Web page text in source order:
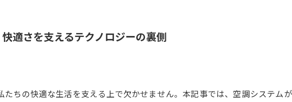
適さを支えるテクノロジーの裏側
ちの快適な生活を支える上で欠かせません。本記事では、空調システム